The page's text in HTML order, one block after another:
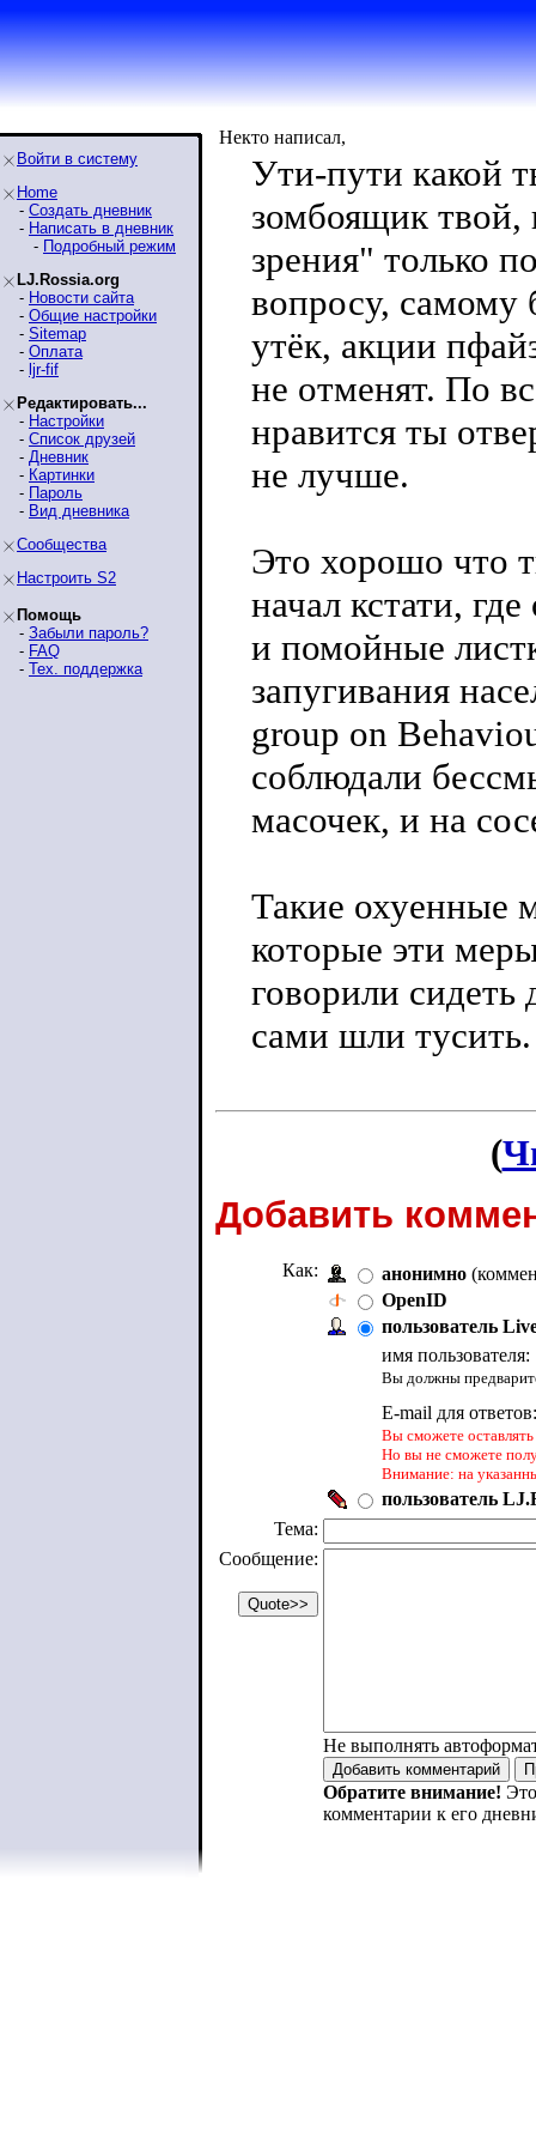
Войти в систему
Home
- Создать дневник
- Написать в дневник
- Подробный режим
LJ.Rossia.org
- Новости сайта
- Общие настройки
- Sitemap
- Оплата
- ljr-fif
Редактировать...
- Настройки
- Список друзей
- Дневник
- Картинки
- Пароль
- Вид дневника
Сообщества
Настроить S2
Помощь
- Забыли пароль?
- FAQ
- Тех. поддержка
Некто написал,
Ути-пути какой
зомбоящик твой,
зрения" только
вопросу, самому
утёк, акции
не отменят. По
нравится ты
не лучше.
Это хорошо что
начал кстати,
и помойные
запугивания
group on
соблюдали
масочек, и на
Такие охуенные
которые эти
говорили сидеть
сами шли тусить.
(
Добавить
Как: анонимно
OpenID
пользователь
имя пользователя:
Вы должны
E-mail для
Вы сможете
Но вы не сможете
Внимание: на
пользователь
Тема:
Сообщение:
Не выполнять
Обратите внимание!
комментарии к его